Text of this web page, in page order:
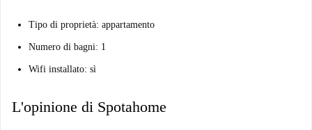
Tipo di proprietà: appartamento
Numero di bagni: 1
Wifi installato: sì
L'opinione di Spotahome